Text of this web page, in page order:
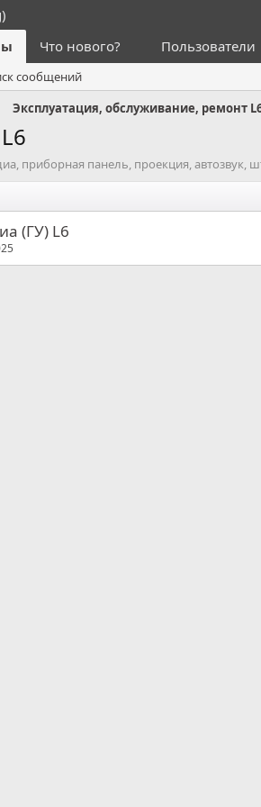
Что нового? Пользователи
сообщений
Эксплуатация, обслуживание, ремонт
приборная панель, проекция, автозвук,
(ГУ) L6